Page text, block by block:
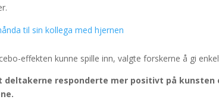
til sin kollega med hjernen
effekten kunne spille inn, valgte forskerne å gi
deltakerne responderte mer positivt på